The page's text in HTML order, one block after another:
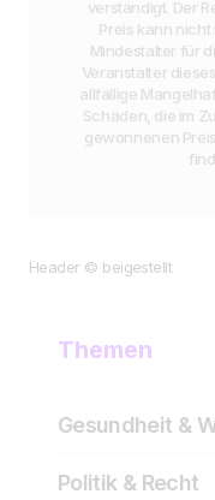
verständigt. Der
Preis kann
Mindestalter für
Veranstalter
allfällige
Schäden, die im
gewonnenen
Header © beigestellt
Themen
Gesundheit &
Politik & Recht